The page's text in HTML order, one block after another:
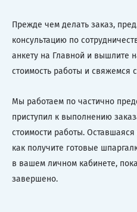
Прежде чем делать заказ,
консультацию по
анкету на Главной и вышлите
стоимость работы и свяжемся
Мы работаем по частично
приступил к выполнению
стоимости работы.
как получите готовые
в вашем личном кабинете,
завершено.